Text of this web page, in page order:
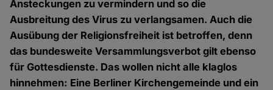
Ansteckungen zu vermindern und so die
Ausbreitung des Virus zu verlangsamen. Auch die
Ausübung der Religionsfreiheit ist betroffen, denn
das bundesweite Versammlungsverbot gilt ebenso
für Gottesdienste. Das wollen nicht alle klaglos
hinnehmen: Eine Berliner Kirchengemeinde und ein